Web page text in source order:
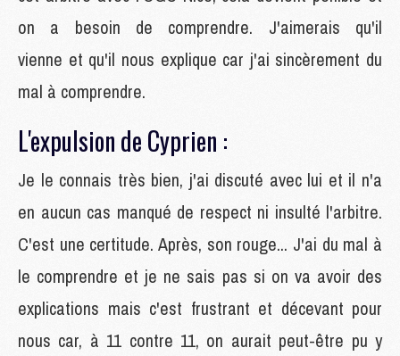
on a besoin de comprendre. J'aimerais qu'il
vienne et qu'il nous explique car j'ai sincèrement du
mal à comprendre.
L'expulsion de Cyprien :
Je le connais très bien, j'ai discuté avec lui et il n'a
en aucun cas manqué de respect ni insulté l'arbitre.
C'est une certitude. Après, son rouge... J'ai du mal à
le comprendre et je ne sais pas si on va avoir des
explications mais c'est frustrant et décevant pour
nous car, à 11 contre 11, on aurait peut-être pu y